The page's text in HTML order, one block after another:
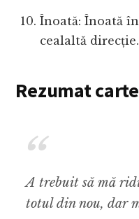
Înoată: Înoată
cealaltă direcție.
Rezumat
A trebuit să mă
totul din nou, dar